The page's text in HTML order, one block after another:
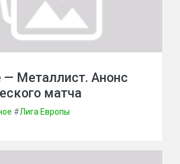
Металлист. Анонс
матча
#Лига Европы